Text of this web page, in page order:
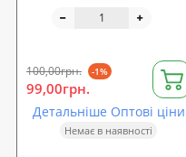
100,00грн. -1%
99,00грн.
Детальніше Оптові ціни
Немає в наявності